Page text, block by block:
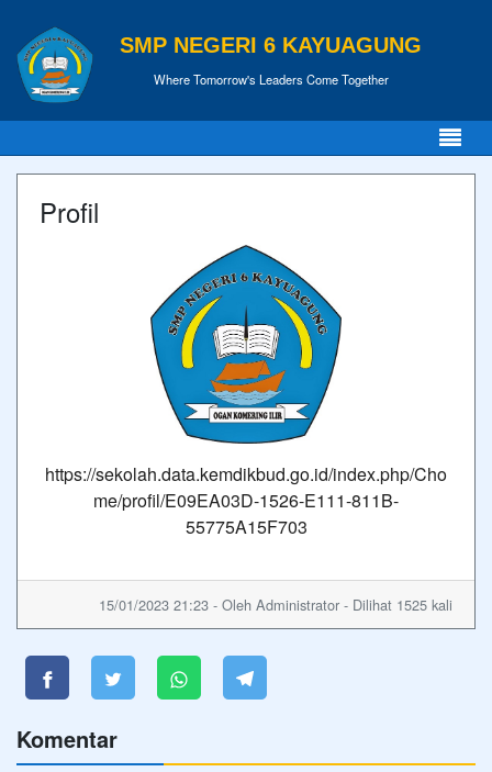
SMP NEGERI 6 KAYUAGUNG
Where Tomorrow's Leaders Come Together
Profil
https://sekolah.data.kemdikbud.go.id/index.php/Cho
me/profil/E09EA03D-1526-E111-811B-
55775A15F703
15/01/2023 21:23 - Oleh Administrator - Dilihat 1525 kali
Komentar